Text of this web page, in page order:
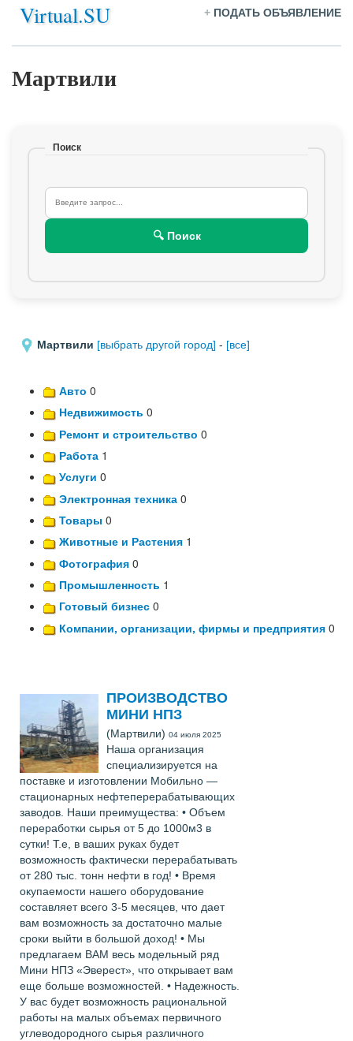
Virtual.SU + ПОДАТЬ ОБЪЯВЛЕНИЕ
Мартвили
Поиск
🔍 Поиск
Мартвили [выбрать другой город] - [все]
Авто 0
Недвижимость 0
Ремонт и строительство 0
Работа 1
Услуги 0
Электронная техника 0
Товары 0
Животные и Растения 1
Фотография 0
Промышленность 1
Готовый бизнес 0
Компании, организации, фирмы и предприятия 0
ПРОИЗВОДСТВО
МИНИ НПЗ
(Мартвили) 04 июля 2025
Наша организация
специализируется на
поставке и изготовлении Мобильно —
стационарных нефтеперерабатывающих
заводов. Наши преимущества: • Объем
переработки сырья от 5 до 1000м3 в
сутки! Т.е, в ваших руках будет
возможность фактически перерабатывать
от 280 тыс. тонн нефти в год! • Время
окупаемости нашего оборудование
составляет всего 3-5 месяцев, что дает
вам возможность за достаточно малые
сроки выйти в большой доход! • Мы
предлагаем ВАМ весь модельный ряд
Мини НПЗ «Эверест», что открывает вам
еще больше возможностей. • Надежность.
У вас будет возможность рациональной
работы на малых объемах первичного
углеводородного сырья различного